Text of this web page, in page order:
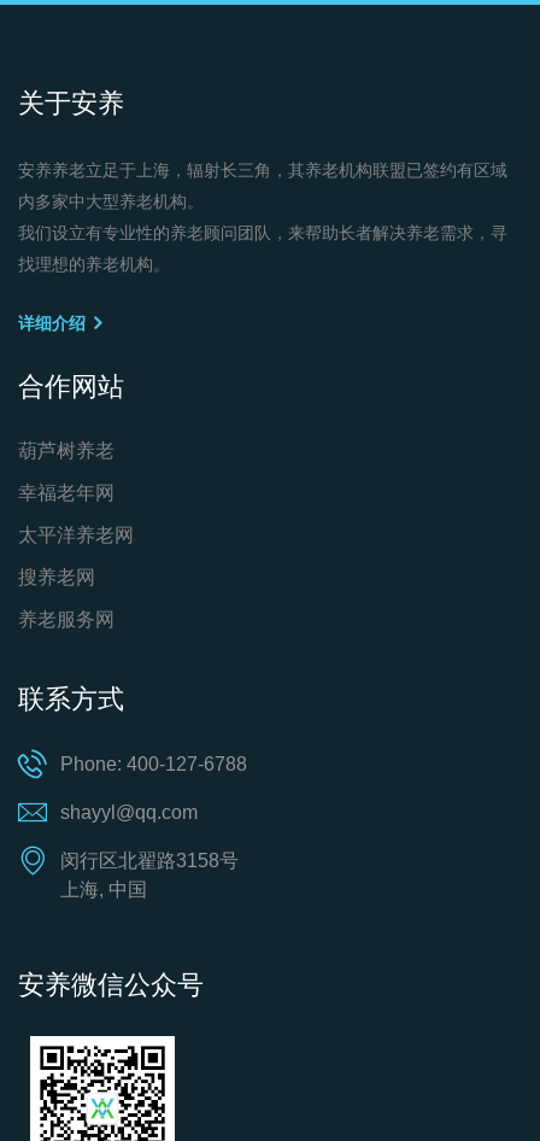
关于安养
安养养老立足于上海，辐射长三角，其养老机构联盟已签约有区域
内多家中大型养老机构。
我们设立有专业性的养老顾问团队，来帮助长者解决养老需求，寻
找理想的养老机构。
详细介绍
合作网站
葫芦树养老
幸福老年网
太平洋养老网
搜养老网
养老服务网
联系方式
Phone: 400-127-6788
shayyl@qq.com
闵行区北翟路3158号
上海, 中国
安养微信公众号